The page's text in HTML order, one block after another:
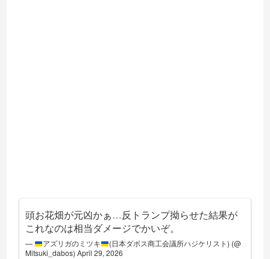
頭お花畑が元凶かぁ…反トランプ拗らせた結果が
これなのは相当ダメージでかいぞ。
— アズリガのミツキ
(日本ダボス商工会議所ハジケリスト) (@
Mitsuki_dabos)April 29, 2026